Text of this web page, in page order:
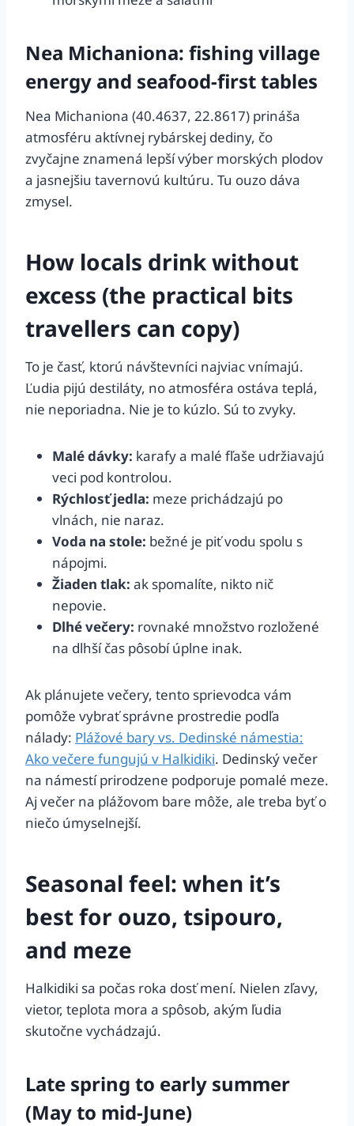
Nea Michaniona: fishing village
energy and seafood-first tables
Nea Michaniona (40.4637, 22.8617) prináša
atmosféru aktívnej rybárskej dediny, čo
zvyčajne znamená lepší výber morských plodov
a jasnejšiu tavernovú kultúru. Tu ouzo dáva
zmysel.
How locals drink without
excess (the practical bits
travellers can copy)
To je časť, ktorú návštevníci najviac vnímajú.
Ľudia pijú destiláty, no atmosféra ostáva teplá,
nie neporiadna. Nie je to kúzlo. Sú to zvyky.
Malé dávky: karafy a malé fľaše udržiavajú
veci pod kontrolou.
Rýchlosť jedla: meze prichádzajú po
vlnách, nie naraz.
Voda na stole: bežné je piť vodu spolu s
nápojmi.
Žiaden tlak: ak spomalíte, nikto nič
nepovie.
Dlhé večery: rovnaké množstvo rozložené
na dlhší čas pôsobí úplne inak.
Ak plánujete večery, tento sprievodca vám
pomôže vybrať správne prostredie podľa
nálady: Plážové bary vs. Dedinské námestia:
Ako večere fungujú v Halkidiki. Dedinský večer
na námestí prirodzene podporuje pomalé meze.
Aj večer na plážovom bare môže, ale treba byť o
niečo úmyselnejší.
Seasonal feel: when it’s
best for ouzo, tsipouro,
and meze
Halkidiki sa počas roka dosť mení. Nielen zľavy,
vietor, teplota mora a spôsob, akým ľudia
skutočne vychádzajú.
Late spring to early summer
(May to mid-June)